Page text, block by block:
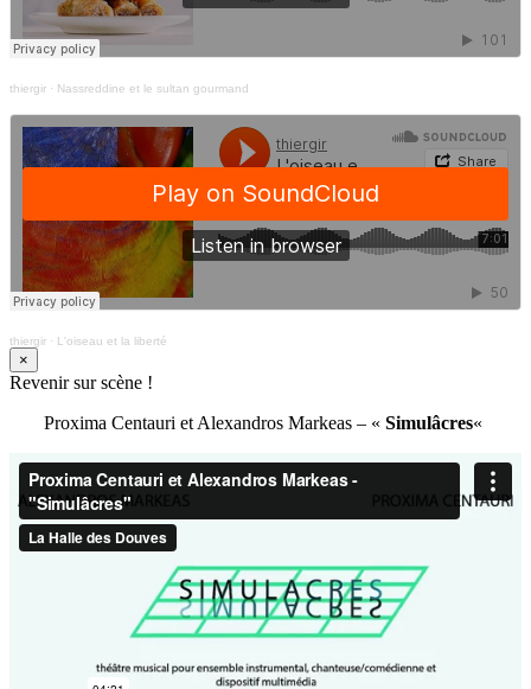
thiergir · Nassreddine et le sultan gourmand
thiergir · L'oiseau et la liberté
×
Revenir sur scène !
Proxima Centauri et Alexandros Markeas – « Simulâcres«